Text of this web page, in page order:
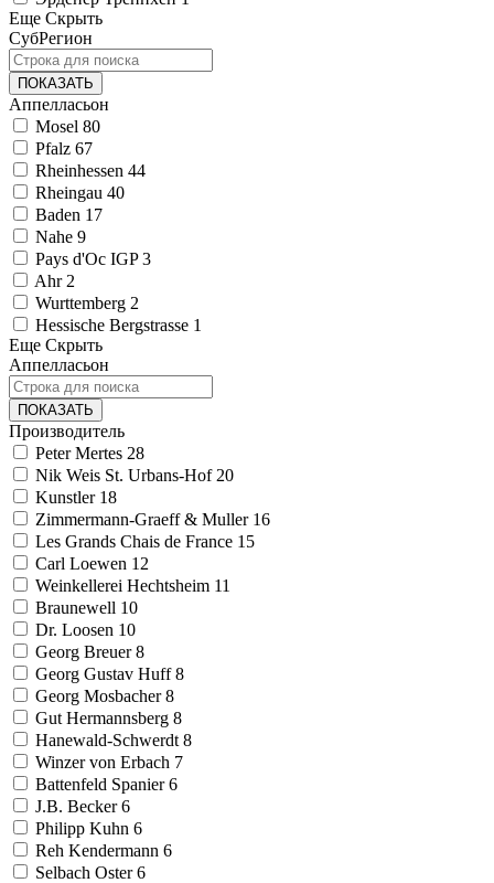
Еще Скрыть
СубРегион
ПОКАЗАТЬ
Аппелласьон
Mosel 80
Pfalz 67
Rheinhessen 44
Rheingau 40
Baden 17
Nahe 9
Pays d'Oc IGP 3
Ahr 2
Wurttemberg 2
Hessische Bergstrasse 1
Еще Скрыть
Аппелласьон
ПОКАЗАТЬ
Производитель
Peter Mertes 28
Nik Weis St. Urbans-Hof 20
Kunstler 18
Zimmermann-Graeff & Muller 16
Les Grands Chais de France 15
Carl Loewen 12
Weinkellerei Hechtsheim 11
Braunewell 10
Dr. Loosen 10
Georg Breuer 8
Georg Gustav Huff 8
Georg Mosbacher 8
Gut Hermannsberg 8
Hanewald-Schwerdt 8
Winzer von Erbach 7
Battenfeld Spanier 6
J.B. Becker 6
Philipp Kuhn 6
Reh Kendermann 6
Selbach Oster 6